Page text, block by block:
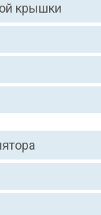
крышки